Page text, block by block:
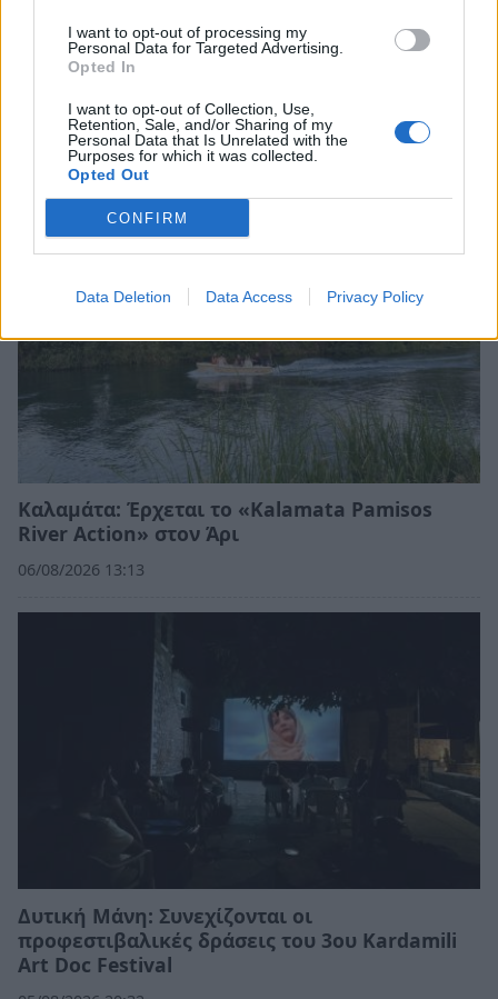
I want to opt-out of processing my
Personal Data for Targeted Advertising.
Opted In
I want to opt-out of Collection, Use,
Retention, Sale, and/or Sharing of my
Personal Data that Is Unrelated with the
Purposes for which it was collected.
Opted Out
CONFIRM
Data Deletion Data Access Privacy Policy
Άστρος: Οι Χαΐνηδες και οι Social Waste
ενώνουν τις δυνάμεις τους σε μία ξεχωριστή
συναυλία
06/08/2026 18:54
Καλαμάτα: Έρχεται το «Kalamata Pamisos
River Action» στον Άρι
06/08/2026 13:13
Δυτική Μάνη: Συνεχίζονται οι
προφεστιβαλικές δράσεις του 3ου Kardamili
Art Doc Festival